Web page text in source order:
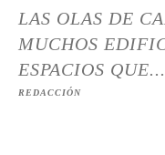
LAS OLAS DE
MUCHOS
ESPACIOS QUE...
REDACCIÓN